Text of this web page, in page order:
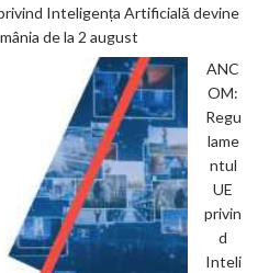
Inteligența Artificială devine
de la 2 august
ANC
OM:
Regu
lame
ntul
UE
privin
d
Inteli